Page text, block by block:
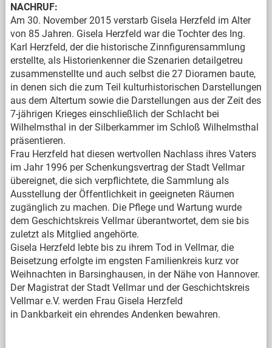
NACHRUF:
Am 30. November 2015 verstarb Gisela Herzfeld im Alter
von 85 Jahren. Gisela Herzfeld war die Tochter des Ing.
Karl Herzfeld, der die historische Zinnfigurensammlung
erstellte, als Historienkenner die Szenarien detailgetreu
zusammenstellte und auch selbst die 27 Dioramen baute,
in denen sich die zum Teil kulturhistorischen Darstellungen
aus dem Altertum sowie die Darstellungen aus der Zeit des
7-jährigen Krieges einschließlich der Schlacht bei
Wilhelmsthal in der Silberkammer im Schloß Wilhelmsthal
präsentieren.
Frau Herzfeld hat diesen wertvollen Nachlass ihres Vaters
im Jahr 1996 per Schenkungsvertrag der Stadt Vellmar
übereignet, die sich verpflichtete, die Sammlung als
Ausstellung der Öffentlichkeit in geeigneten Räumen
zugänglich zu machen. Die Pflege und Wartung wurde
dem Geschichtskreis Vellmar überantwortet, dem sie bis
zuletzt als Mitglied angehörte.
Gisela Herzfeld lebte bis zu ihrem Tod in Vellmar, die
Beisetzung erfolgte im engsten Familienkreis kurz vor
Weihnachten in Barsinghausen, in der Nähe von Hannover.
Der Magistrat der Stadt Vellmar und der Geschichtskreis
Vellmar e.V. werden Frau Gisela Herzfeld
in Dankbarkeit ein ehrendes Andenken bewahren.